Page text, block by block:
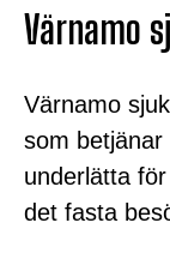
Värnamo
Värnamo
som
underlätta
det fasta